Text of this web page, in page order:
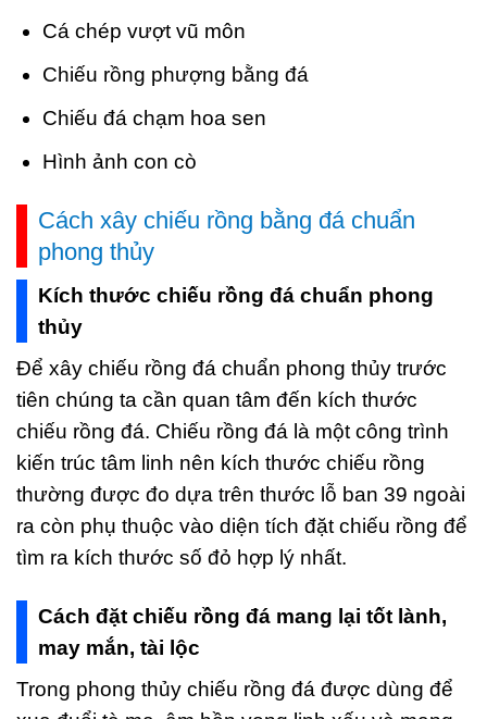
Cá chép vượt vũ môn
Chiếu rồng phượng bằng đá
Chiếu đá chạm hoa sen
Hình ảnh con cò
Cách xây chiếu rồng bằng đá chuẩn
phong thủy
Kích thước chiếu rồng đá chuẩn phong
thủy
Để xây chiếu rồng đá chuẩn phong thủy trước
tiên chúng ta cần quan tâm đến kích thước
chiếu rồng đá. Chiếu rồng đá là một công trình
kiến trúc tâm linh nên kích thước chiếu rồng
thường được đo dựa trên thước lỗ ban 39 ngoài
ra còn phụ thuộc vào diện tích đặt chiếu rồng để
tìm ra kích thước số đỏ hợp lý nhất.
Cách đặt chiếu rồng đá mang lại tốt lành,
may mắn, tài lộc
Trong phong thủy chiếu rồng đá được dùng để